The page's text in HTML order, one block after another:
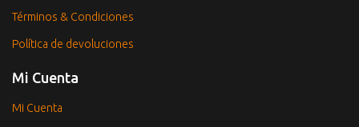
Términos & Condiciones
Política de devoluciones
Mi Cuenta
Mi Cuenta